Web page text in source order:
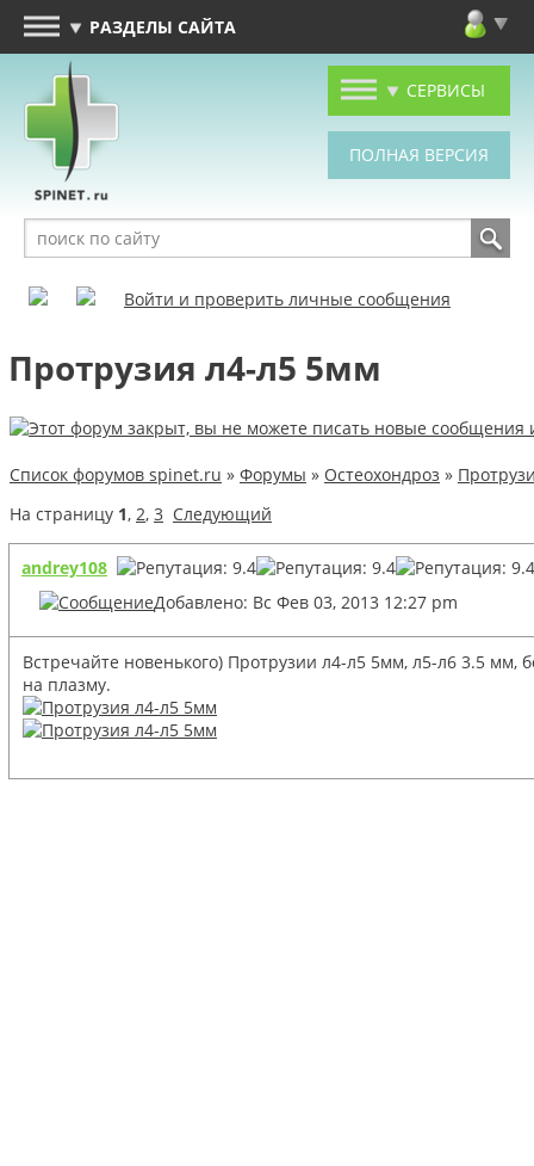
РАЗДЕЛЫ САЙТА
СЕРВИСЫ
Войти и проверить личные сообщения
Протрузия л4-л5 5мм
Список форумов spinet.ru » Форумы » Остеохондроз »
На страницу 1, 2, 3 Следующий
andrey108
Добавлено: Вс Фев 03, 2013 12:27 pm
Встречайте новенького) Протрузии л4-л5 5мм, л5-л6 3.5
на плазму.